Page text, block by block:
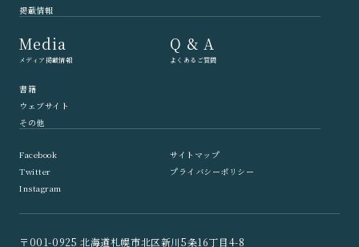
掲載情報
Media
メディア掲載情報
書籍
ウェブサイト
その他
Q & A
よくあるご質問
Facebook
Twitter
Instagram
サイトマップ
プライバシーポリシー
〒001-0925 北海道札幌市北区新川5条16丁目4-8